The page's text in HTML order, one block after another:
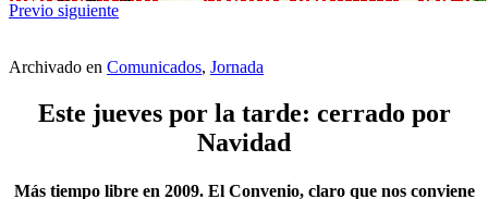
Previo siguiente
Archivado en Comunicados, Jornada
Este jueves por la tarde: cerrado por
Navidad
Más tiempo libre en 2009. El Convenio, claro que nos conviene